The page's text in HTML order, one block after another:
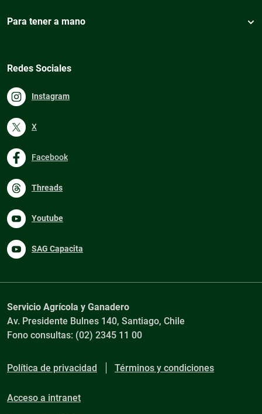
Para tener a mano
Redes Sociales
Instagram
X
Facebook
Threads
Youtube
SAG Capacita
Servicio Agrícola y Ganadero
Av. Presidente Bulnes 140, Santiago, Chile
Fono consultas: (02) 2345 11 00
Política de privacidad Términos y condiciones
Acceso a intranet